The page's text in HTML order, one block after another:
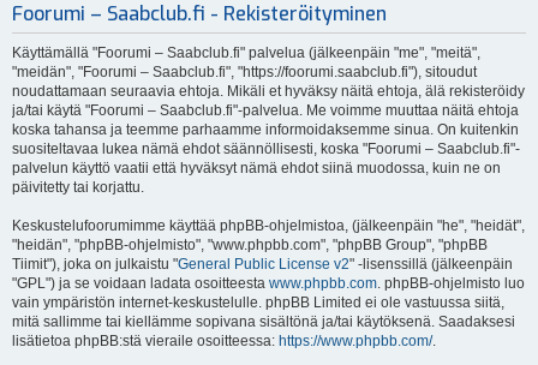
Foorumi – Saabclub.fi - Rekisteröityminen
Käyttämällä "Foorumi – Saabclub.fi" palvelua (jälkeenpäin "me", "meitä",
"meidän", "Foorumi – Saabclub.fi", "https://foorumi.saabclub.fi"), sitoudut
noudattamaan seuraavia ehtoja. Mikäli et hyväksy näitä ehtoja, älä rekisteröidy
ja/tai käytä "Foorumi – Saabclub.fi"-palvelua. Me voimme muuttaa näitä ehtoja
koska tahansa ja teemme parhaamme informoidaksemme sinua. On kuitenkin
suositeltavaa lukea nämä ehdot säännöllisesti, koska "Foorumi – Saabclub.fi"-
palvelun käyttö vaatii että hyväksyt nämä ehdot siinä muodossa, kuin ne on
päivitetty tai korjattu.
Keskustelufoorumimme käyttää phpBB-ohjelmistoa, (jälkeenpäin "he", "heidät",
"heidän", "phpBB-ohjelmisto", "www.phpbb.com", "phpBB Group", "phpBB
Tiimit"), joka on julkaistu "General Public License v2" -lisenssillä (jälkeenpäin
"GPL") ja se voidaan ladata osoitteesta www.phpbb.com. phpBB-ohjelmisto luo
vain ympäristön internet-keskustelulle. phpBB Limited ei ole vastuussa siitä,
mitä sallimme tai kiellämme sopivana sisältönä ja/tai käytöksenä. Saadaksesi
lisätietoa phpBB:stä vieraile osoitteessa: https://www.phpbb.com/.